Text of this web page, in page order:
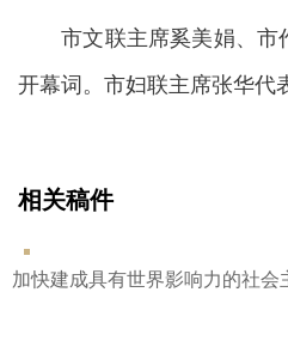
市文联主席奚美娟、市
开幕词。市妇联主席张华代
相关稿件
加快建成具有世界影响力的社